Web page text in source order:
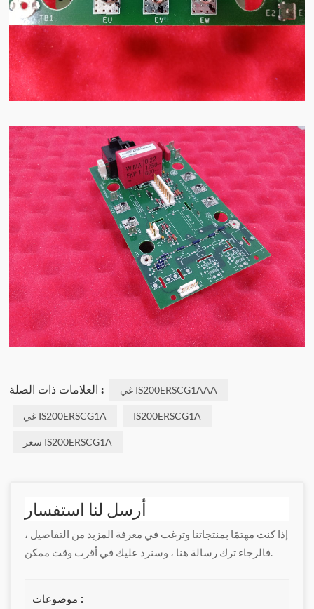
العلامات ذات الصلة : غي IS200ERSCG1AAA
غي IS200ERSCG1A IS200ERSCG1A
سعر IS200ERSCG1A
أرسل لنا استفسار
إذا كنت مهتمًا بمنتجاتنا وترغب في معرفة المزيد من التفاصيل ،
فالرجاء ترك رسالة هنا ، وسنرد عليك في أقرب وقت ممكن.
موضوعات :